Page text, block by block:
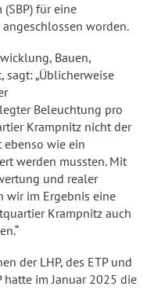
für eine
worden.
Bauen,
„Üblicherweise
Beleuchtung pro
Krampnitz nicht der
ebenso wie ein
werden mussten. Mit
und realer
wir im Ergebnis eine
Krampnitz auch
der LHP, des ETP und
hatte im Januar 2025 die